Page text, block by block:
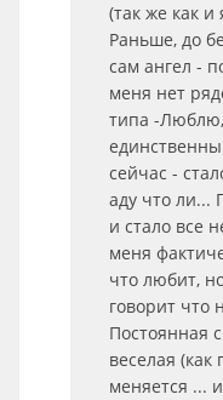
(так же как и
Раньше, до
сам ангел -
меня нет
типа -
сейчас -
аду что ли...
и стало все
меня
что любит,
говорит что
Постоянная
веселая (как
меняется ...